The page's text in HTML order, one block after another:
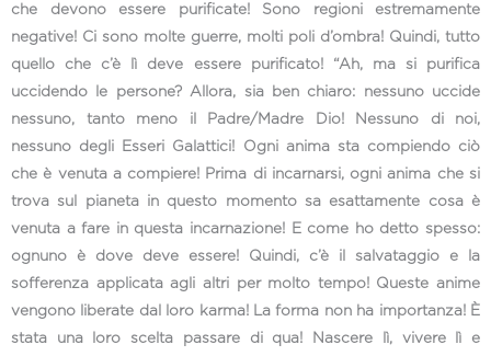
che devono essere purificate! Sono regioni estremamente
negative! Ci sono molte guerre, molti poli d’ombra! Quindi, tutto
quello che c’è lì deve essere purificato! “Ah, ma si purifica
uccidendo le persone? Allora, sia ben chiaro: nessuno uccide
nessuno, tanto meno il Padre/Madre Dio! Nessuno di noi,
nessuno degli Esseri Galattici! Ogni anima sta compiendo ciò
che è venuta a compiere! Prima di incarnarsi, ogni anima che si
trova sul pianeta in questo momento sa esattamente cosa è
venuta a fare in questa incarnazione! E come ho detto spesso:
ognuno è dove deve essere! Quindi, c’è il salvataggio e la
sofferenza applicata agli altri per molto tempo! Queste anime
vengono liberate dal loro karma! La forma non ha importanza! È
stata una loro scelta passare di qua! Nascere lì, vivere lì e